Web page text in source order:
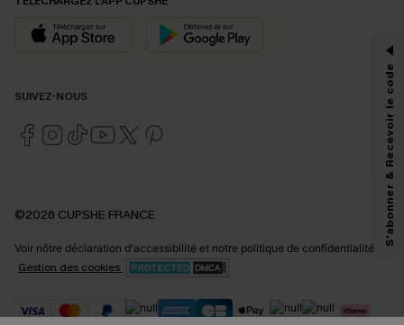
SUIVEZ-NOUS
©2026 CUPSHE FRANCE
Voir nôtre déclaration d'accessibilité et notre politique de confidentialité.
Gestion des cookies
-15% dès 2 Achetés par E-mail
En soumettant votre adresse e-mail, vous acceptez de recevoir des e-mails
marketing (y compris du contenu généré par l'IA) de Cupshe et
personnaliser nos contenus et nos offres, et de vous recommander des
Politique de
confidentialité. Vous pouvez vous désabonner à tout moment.
S'abonner & Recevoir le code